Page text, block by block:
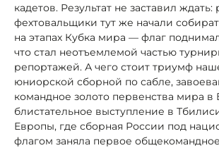
кадетов. Результат не заставил
фехтовальщики тут же начали
на этапах Кубка мира — флаг
что стал неотъемлемой частью
репортажей. А чего стоит триумф
юниорской сборной по сабле,
командное золото первенства мира
блистательное выступление в
Европы, где сборная России под
флагом заняла первое